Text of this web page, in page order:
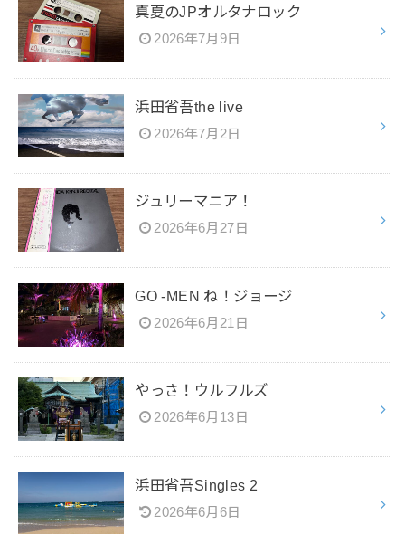
真夏のJPオルタナロック
2026年7月9日
浜田省吾the live
2026年7月2日
ジュリーマニア！
2026年6月27日
GO -MEN ね！ジョージ
2026年6月21日
やっさ！ウルフルズ
2026年6月13日
浜田省吾Singles 2
2026年6月6日